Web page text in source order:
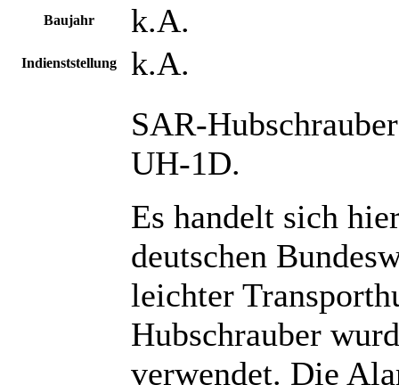
Baujahr k.A.
Indienststellung
k.A.
SAR-
UH-1D.
Es handelt sich
deutschen
leichter
Hubschrauber
verwendet. Die